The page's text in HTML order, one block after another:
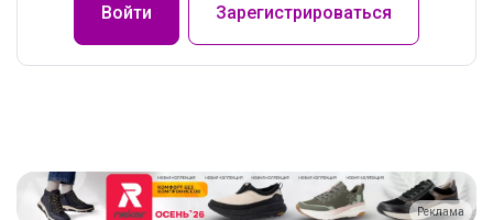
Войти Зарегистрироваться
Реклама